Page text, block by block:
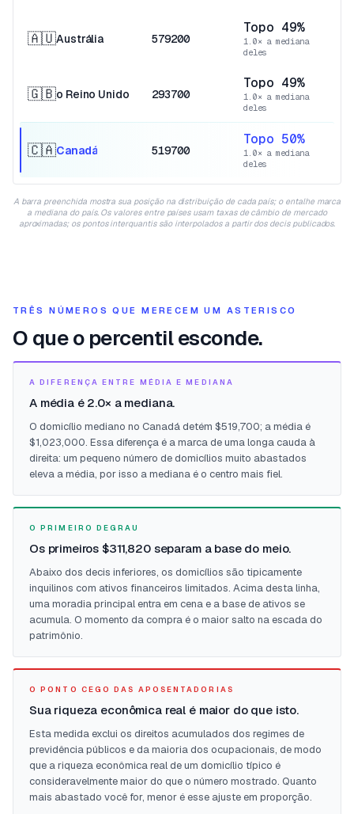
🇦🇺Austrália 579200
Topo 49%
1.0× a mediana
deles
🇬🇧o Reino Unido 293700
Topo 49%
1.0× a mediana
deles
🇨🇦Canadá 519700
Topo 50%
1.0× a mediana
deles
A barra preenchida mostra sua posição na distribuição de cada país; o entalhe marca
a mediana do país. Os valores entre países usam taxas de câmbio de mercado
aproximadas; os pontos interquantis são interpolados a partir dos decis publicados.
TRÊS NÚMEROS QUE MERECEM UM ASTERISCO
O que o percentil esconde.
A DIFERENÇA ENTRE MÉDIA E MEDIANA
A média é 2.0× a mediana.
O domicílio mediano no Canadá detém $519,700; a média é
$1,023,000. Essa diferença é a marca de uma longa cauda à
direita: um pequeno número de domicílios muito abastados
eleva a média, por isso a mediana é o centro mais fiel.
O PRIMEIRO DEGRAU
Os primeiros $311,820 separam a base do meio.
Abaixo dos decis inferiores, os domicílios são tipicamente
inquilinos com ativos financeiros limitados. Acima desta linha,
uma moradia principal entra em cena e a base de ativos se
acumula. O momento da compra é o maior salto na escada do
patrimônio.
O PONTO CEGO DAS APOSENTADORIAS
Sua riqueza econômica real é maior do que isto.
Esta medida exclui os direitos acumulados dos regimes de
previdência públicos e da maioria dos ocupacionais, de modo
que a riqueza econômica real de um domicílio típico é
consideravelmente maior do que o número mostrado. Quanto
mais abastado você for, menor é esse ajuste em proporção.